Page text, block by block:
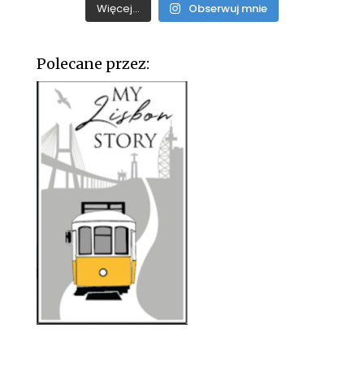
Więcej... Obserwuj mnie
Polecane przez: